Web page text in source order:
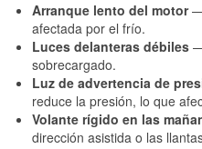
Arranque lento del motor—
afectada por el frío.
Luces delanteras débiles
sobrecargado.
Luz de advertencia de
reduce la presión, lo que
Volante rígido en las
dirección asistida o las